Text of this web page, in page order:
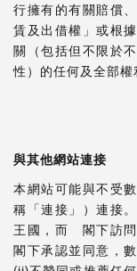
行擁有的有關賠償
賃及出借權」或根
關（包括但不限於
性）的任何及全部權
與其他網站連接
本網站可能與不受
稱「連接」）連接
王國，而 閣下訪
閣下承認並同意，